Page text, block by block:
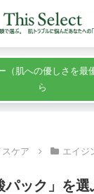
（肌への優しさを最
ら
スケア エイジ
パック」を